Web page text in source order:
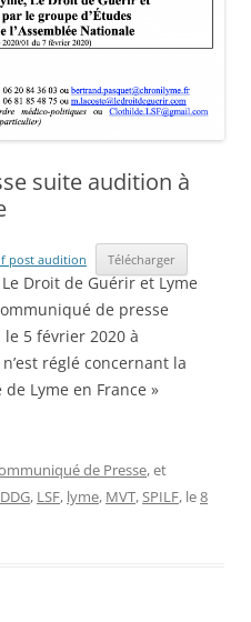
suite audition à
post audition Télécharger
Droit de Guérir et Lyme
de presse
5 février 2020 à
réglé concernant la
Lyme en France »
de Presse, et
, LSF, lyme, MVT,SPILF, le8